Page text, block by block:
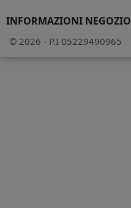
INFORMAZIONI NEGOZIO
© 2026 - P.I 05229490965